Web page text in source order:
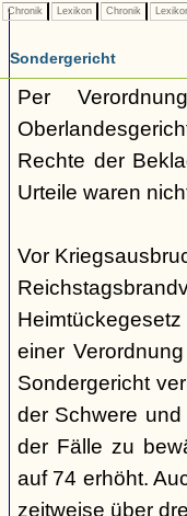
Chronik Lexikon Chronik
Sondergericht
Per
Rechte der
Urteile waren
Vor
einer
Sondergericht
der Schwere und
der Fälle zu
auf 74 erhöht.
zeitweise über